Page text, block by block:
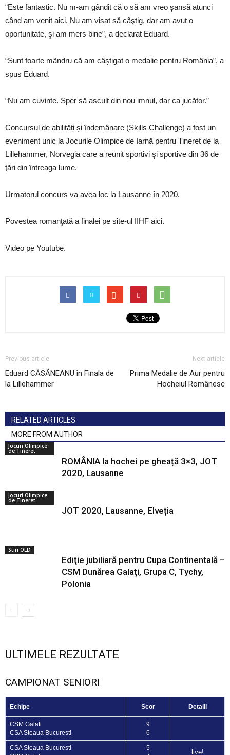
“Este fantastic. Nu m-am gândit că o să am vreo şansă atunci
când am venit aici, Nu am visat să câştig, dar am avut o
oportunitate, şi am mers bine”, a declarat Eduard.
“Sunt foarte mândru că am câştigat o medalie pentru România”, a
spus Eduard.
“Nu am cuvinte. Sper să ascult din nou imnul, dar ca jucător.”
Concursul de abilități și îndemânare (Skills Challenge) a fost un
eveniment unic la Jocurile Olimpice de Iarnă pentru Tineret de la
Lillehammer, Norvegia care a reunit sportivi şi sportive din 36 de
ţări din întreaga lume.
Urmatorul concurs va avea loc la Lausanne în 2020.
Povestea romanţată a finalei pe site-ul IIHF aici.
Video pe Youtube.
Previous article
Eduard CĂSĂNEANU în Finala de
la Lillehammer
Next article
Prima Medalie de Aur pentru
Hocheiul Românesc
RELATED ARTICLES
MORE FROM AUTHOR
Jocuri Olimpice
de Tineret
ROMÂNIA la hochei pe gheață 3×3, JOT
2020, Lausanne
Jocuri Olimpice
de Tineret
JOT 2020, Lausanne, Elveția
Stiri OLD
Ediţie jubiliară pentru Cupa Continentală –
CSM Dunărea Galaţi, Grupa C, Tychy,
Polonia
ULTIMELE REZULTATE
CAMPIONAT SENIORI
Echipe Scor Detalii
CSM Galati
CSA Steaua Bucuresti
9
6
CSA Steaua Bucuresti
5
live!